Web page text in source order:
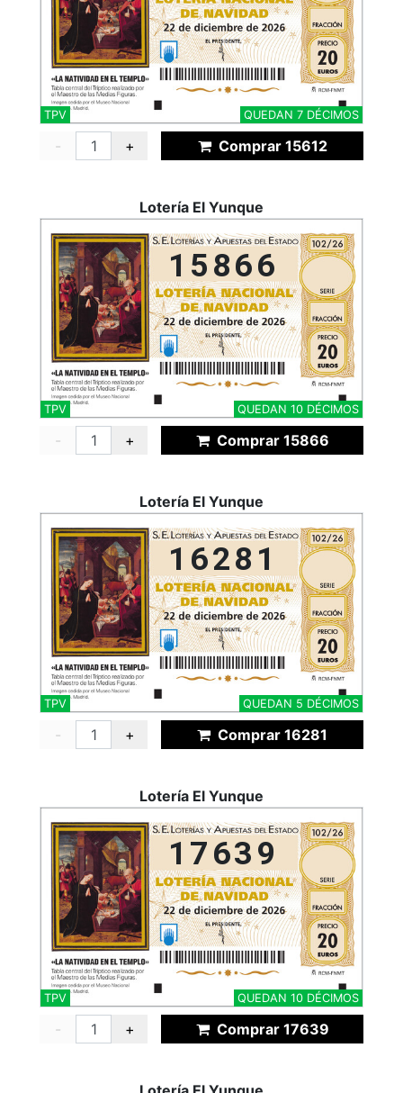
QUEDAN 7 DÉCIMOS
TPV
- + Comprar 15612
Lotería El Yunque
15866
QUEDAN 10 DÉCIMOS
TPV
- + Comprar 15866
Lotería El Yunque
16281
QUEDAN 5 DÉCIMOS
TPV
- + Comprar 16281
Lotería El Yunque
17639
QUEDAN 10 DÉCIMOS
TPV
- + Comprar 17639